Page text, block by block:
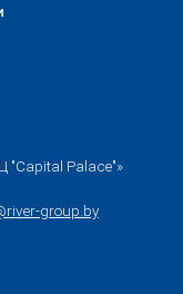
"Capital Palace"»
group.by